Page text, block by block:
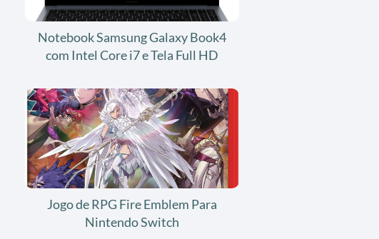
Notebook Samsung Galaxy Book4
com Intel Core i7 e Tela Full HD
Jogo de RPG Fire Emblem Para
Nintendo Switch